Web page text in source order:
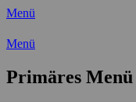
Menü
Freizeit mit der
Menü
Primäres Menü